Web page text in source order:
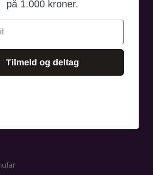
Se her
på 1.000 kroner.
Tilmeld og deltag